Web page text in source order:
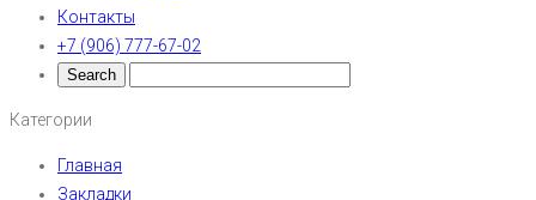
Контакты
+7 (906) 777-67-02
Категории
Главная
Закладки